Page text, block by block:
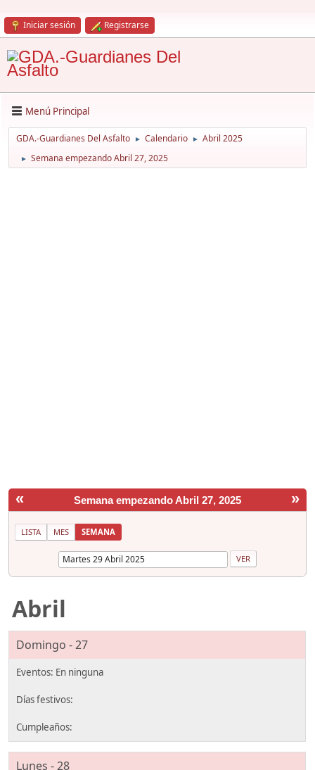
Iniciar sesión Registrarse
Menú Principal
GDA.-Guardianes Del Asfalto ► Calendario ► Abril 2025
► Semana empezando Abril 27, 2025
« »
Semana empezando Abril 27, 2025
LISTA MES SEMANA
Abril
Domingo - 27
Lunes - 28